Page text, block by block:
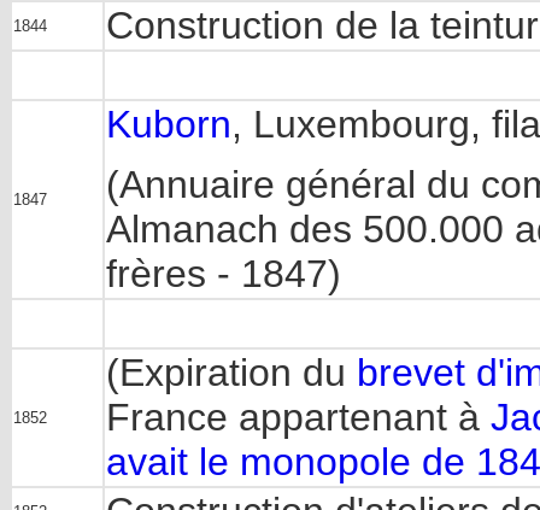
1844 Construction de la
1847
Kuborn, Luxembourg,
(Annuaire général du
Almanach des 500.000
frères - 1847)
1852
(Expiration du brevet
France appartenant à
avait le monopole de